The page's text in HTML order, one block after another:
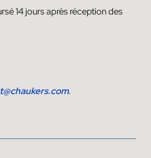
14joursaprès réception des
.